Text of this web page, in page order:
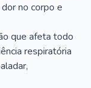
no corpo e
que afeta todo
respiratória